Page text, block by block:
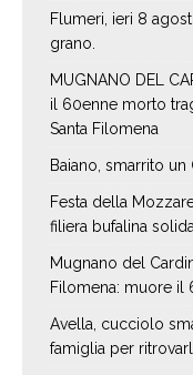
Flumeri, ieri 8
grano.
MUGNANO DEL
il 60enne morto
Santa Filomena
Baiano, smarrito
Festa della
filiera bufalina
Mugnano del
Filomena: muore il
Avella, cucciolo
famiglia per